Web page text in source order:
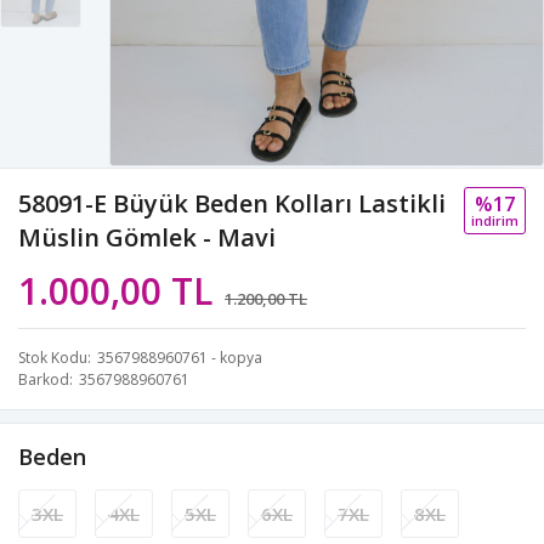
58091-E Büyük Beden Kolları Lastikli
Müslin Gömlek - Mavi
1.000,00 TL 1.200,00 TL
%17
i̇ndi̇ri̇m
Stok Kodu 3567988960761 - kopya
Barkod 3567988960761
Beden
3XL 4XL 5XL 6XL 7XL 8XL